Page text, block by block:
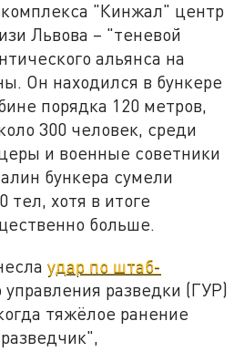
комплекса "Кинжал" центр
Львова – "теневой
альянса на
Он находился в бункере
порядка 120 метров,
300 человек, среди
и военные советники
бункера сумели
тел, хотя в итоге
больше.
удар по штаб-
управления разведки (ГУР)
тяжёлое ранение